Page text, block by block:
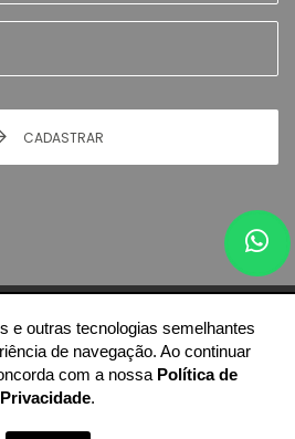
CADASTRAR
Imóveis - Franca/SP -51.614.978/0001-84
Direitos Reservados.
e outras tecnologias semelhantes
de navegação. Ao continuar
com a nossa Política de
Privacidade.